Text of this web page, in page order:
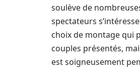
soulève de
spectateurs
choix de montage qui
couples présentés,
est soigneusement